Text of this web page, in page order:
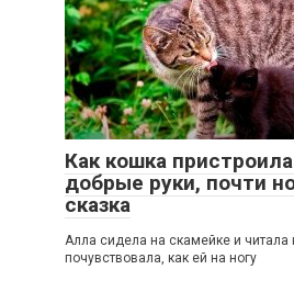
Как кошка
добрые руки, почти
сказка
Алла сидела на скамейке и читала
почувствовала, как ей на ногу